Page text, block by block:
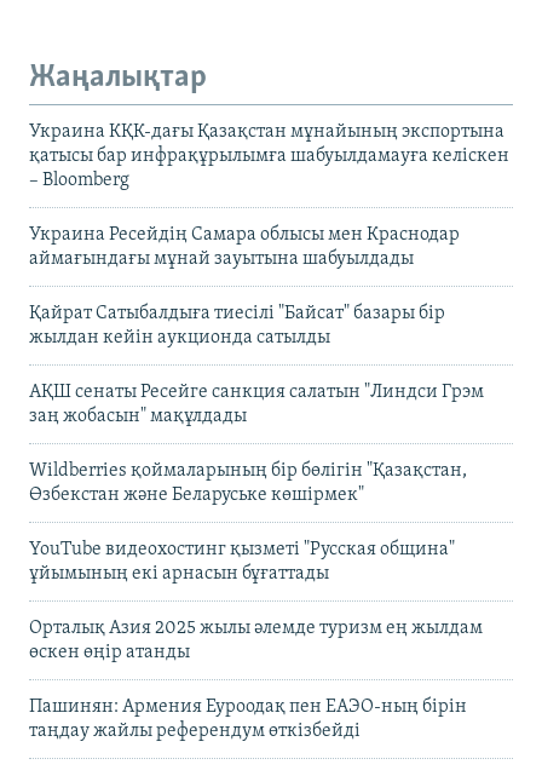
Жаңалықтар
Украина КҚК-дағы Қазақстан мұнайының экспортына
қатысы бар инфрақұрылымға шабуылдамауға келіскен
– Bloomberg
Украина Ресейдің Самара облысы мен Краснодар
аймағындағы мұнай зауытына шабуылдады
Қайрат Сатыбалдыға тиесілі "Байсат" базары бір
жылдан кейін аукционда сатылды
АҚШ сенаты Ресейге санкция салатын "Линдси Грэм
заң жобасын" мақұлдады
Wildberries қоймаларының бір бөлігін "Қазақстан,
Өзбекстан және Беларуське көшірмек"
YouTube видеохостинг қызметі "Русская община"
ұйымының екі арнасын бұғаттады
Орталық Азия 2025 жылы әлемде туризм ең жылдам
өскен өңір атанды
Пашинян: Армения Еуроодақ пен ЕАЭО-ның бірін
таңдау жайлы референдум өткізбейді